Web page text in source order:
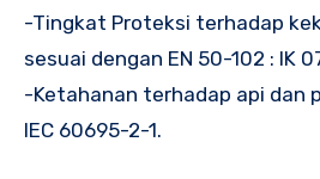
-Tingkat Proteksi terhadap
sesuai dengan EN 50-102 : IK
-Ketahanan terhadap api dan
IEC 60695-2-1.